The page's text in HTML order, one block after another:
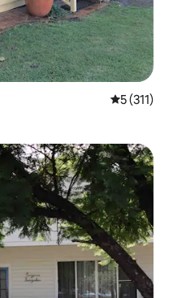
Prosječna
5 (311)